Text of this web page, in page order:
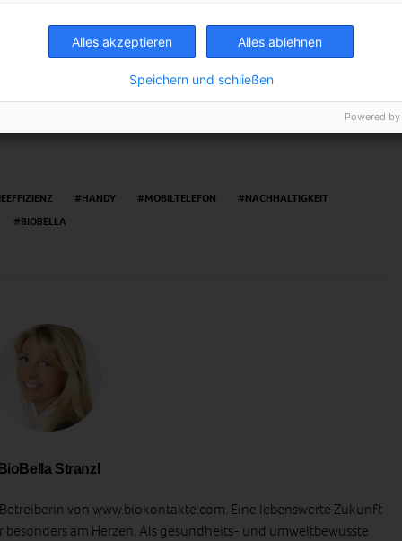
TWEET
HANDY MOBILTELEFON
NACHHALTIGKEIT
BIOBELLA
BioBella Stranzl
von www.biokontakte.com. Eine lebenswerte Zukunft
am Herzen. Als gesundheits- und umweltbewusste
Alles akzeptieren Alles ablehnen
Speichern und schließen
Powered by